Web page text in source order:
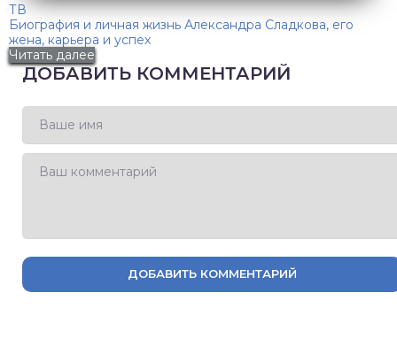
ТВ
Биография и личная жизнь Александра Сладкова, его
жена, карьера и успех
Читать далее
ДОБАВИТЬ КОММЕНТАРИЙ
ДОБАВИТЬ КОММЕНТАРИЙ